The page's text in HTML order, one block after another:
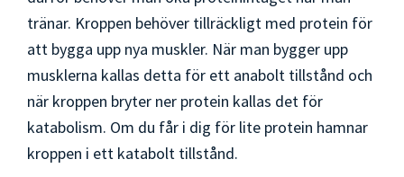
tränar. Kroppen behöver tillräckligt med protein för
att bygga upp nya muskler. När man bygger upp
musklerna kallas detta för ett anabolt tillstånd och
när kroppen bryter ner protein kallas det för
katabolism. Om du får i dig för lite protein hamnar
kroppen i ett katabolt tillstånd.